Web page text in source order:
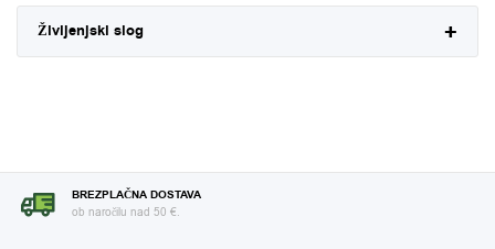
Življenjski slog
BREZPLAČNA DOSTAVA
ob naročilu nad 50 €.